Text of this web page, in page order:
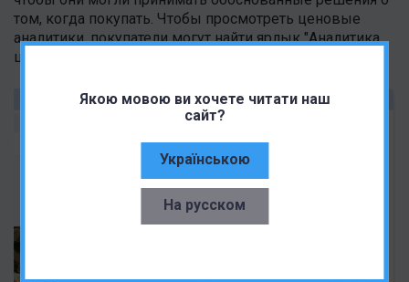
Якою мовою ви хочете читати наш
сайт?
Українською
На русском
том, когда покупать. Чтобы просмотреть ценовые
аналитики, покупатели могут найти ярлык "Аналитика
цен" в адресной строке Chrome.